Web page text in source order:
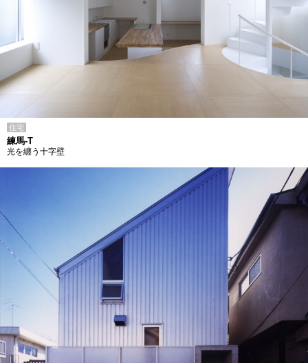
住宅
練馬-T
光を纏う十字壁